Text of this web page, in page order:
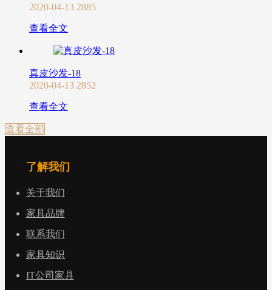
2020-04-13 2885
查看全文
真皮沙发-18
2020-04-13 2852
查看全文
查看全部
了解我们
关于我们
家具品牌
联系我们
家具知识
IT公司家具